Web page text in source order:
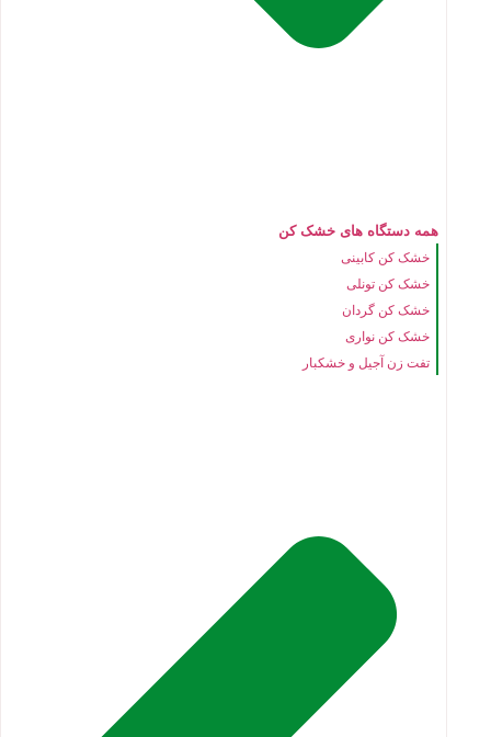
همه دستگاه های خشک کن
خشک کن کابینی
خشک کن تونلی
خشک کن گردان
خشک کن نواری
تفت زن آجیل و خشکبار